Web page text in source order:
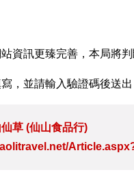
資訊更臻完善，本局將
，並請輸入驗證碼後送出
草 (仙山食品行)